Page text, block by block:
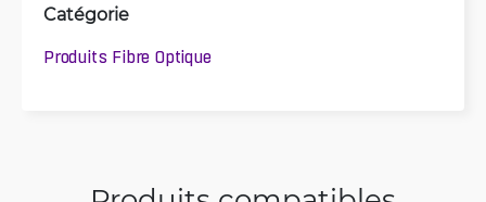
Catégorie
Produits Fibre Optique